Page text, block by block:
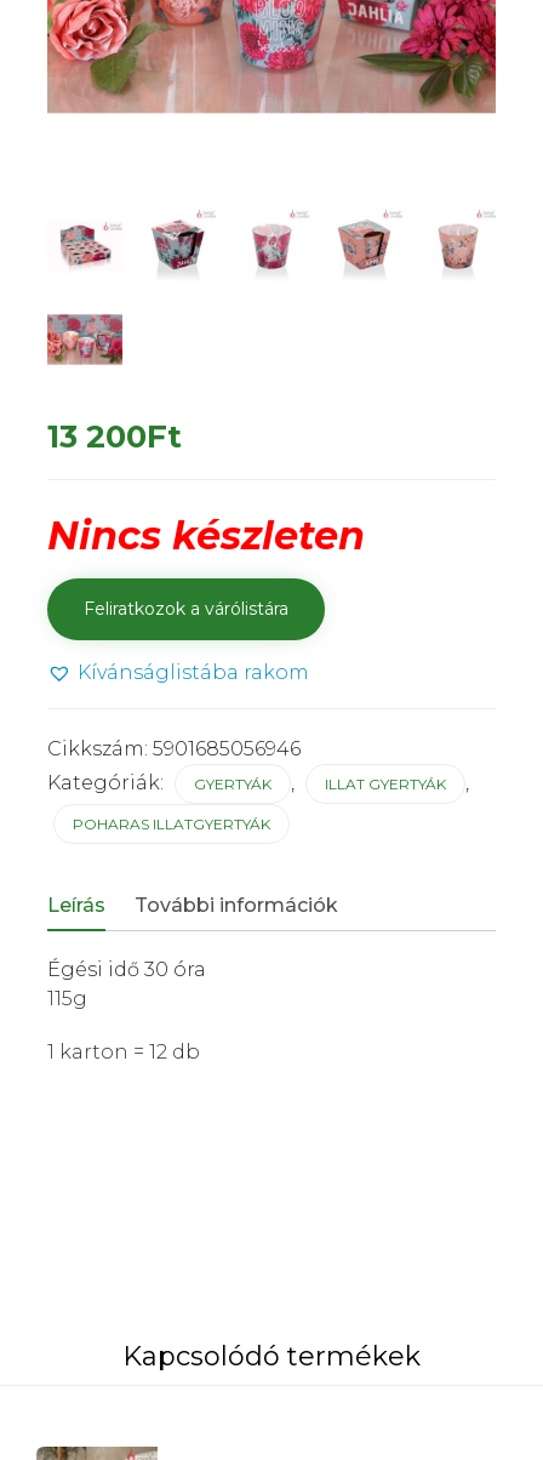
13 200Ft
Nincs készleten
Kívánságlistába rakom
Cikkszám: 5901685056946
Kategóriák:
GYERTYÁK , ILLAT GYERTYÁK ,
POHARAS ILLATGYERTYÁK
Leírás További információk
Égési idő 30 óra
115g
1 karton = 12 db
Kapcsolódó termékek